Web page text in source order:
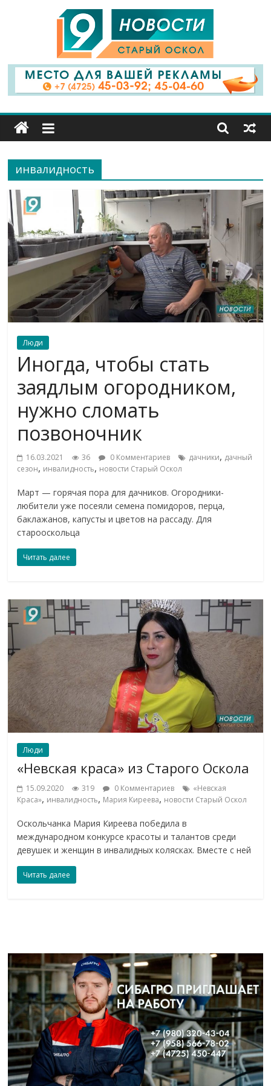
9
Канал
Старый
Оскол
инвалидность
Люди
Иногда, чтобы стать
заядлым огородником,
нужно сломать
позвоночник
16.03.2021 36 0 Комментариев дачники, дачный
сезон, инвалидность, новости Старый Оскол
Март — горячая пора для дачников. Огородники-
любители уже посеяли семена помидоров, перца,
баклажанов, капусты и цветов на рассаду. Для
старооскольца
Читать далее
Люди
«Невская краса» из Старого Оскола
15.09.2020 319 0 Комментариев
«Невская
Краса», инвалидность, Мария Киреева, новости Старый Оскол
Оскольчанка Мария Киреева победила в
международном конкурсе красоты и талантов среди
девушек и женщин в инвалидных колясках. Вместе с ней
Читать далее